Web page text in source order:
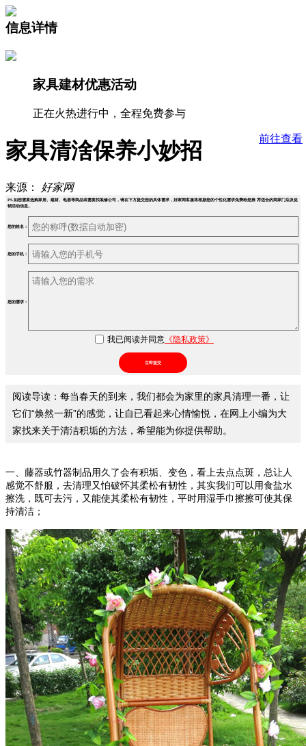
信息详情
家具建材优惠活动
正在火热进行中，全程免费参与
前往查看
家具清涻保养小妙招
来源： 好家网
PS.如您需要选购家居、建材、电器等商品或需要找装修公司，请在下方提交您的具体需求，好家网客服将根据您的个性化需求免费给您推 荐适合的商家门店及促
销活动信息。
您的姓名：
您的手机：
您的需求：
我已阅读并同意《隐私政策》
立即提交
阅读导读：每当春天的到来，我们都会为家里的家具清理一番，让
它们“焕然一新”的感觉，让自已看起来心情愉悦，在网上小编为大
家找来关于清洁积垢的方法，希望能为你提供帮助。
一、藤器或竹器制品用久了会有积垢、变色，看上去点点斑，总让人
感觉不舒服，去清理又怕破怀其柔松有韧性，其实我们可以用食盐水
擦洗，既可去污，又能使其柔松有韧性，平时用湿手巾擦擦可使其保
持清洁；